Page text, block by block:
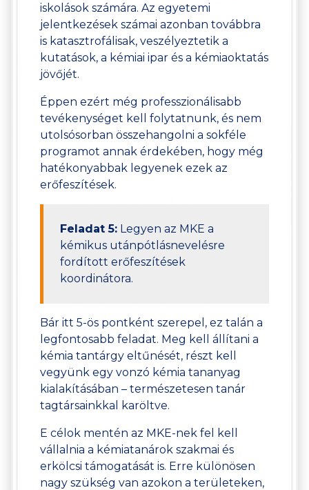
iskolások számára. Az egyetemi
jelentkezések számai azonban továbbra
is katasztrofálisak, veszélyeztetik a
kutatások, a kémiai ipar és a kémiaoktatás
jövőjét.
Éppen ezért még professzionálisabb
tevékenységet kell folytatnunk, és nem
utolsósorban összehangolni a sokféle
programot annak érdekében, hogy még
hatékonyabbak legyenek ezek az
erőfeszítések.
Feladat 5: Legyen az MKE a
kémikus utánpótlásnevelésre
fordított erőfeszítések
koordinátora.
Bár itt 5-ös pontként szerepel, ez talán a
legfontosabb feladat. Meg kell állítani a
kémia tantárgy eltűnését, részt kell
vegyünk egy vonzó kémia tananyag
kialakításában – természetesen tanár
tagtársainkkal karöltve.
E célok mentén az MKE-nek fel kell
vállalnia a kémiatanárok szakmai és
erkölcsi támogatását is. Erre különösen
nagy szükség van azokon a területeken,